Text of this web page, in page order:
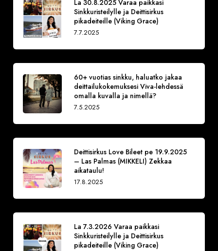
La 30.8.2025 Varaa paikkasi
Sinkkuristeilylle ja Deittisirkus
pikadeiteille (Viking Grace)
7.7.2025
60+ vuotias sinkku, haluatko jakaa
deittailukokemuksesi Viva-lehdessä
omalla kuvalla ja nimellä?
7.5.2025
Deittisirkus Love Bileet pe 19.9.2025
– Las Palmas (MIKKELI) Zekkaa
aikataulu!
17.8.2025
La 7.3.2026 Varaa paikkasi
Sinkkuristeilylle ja Deittisirkus
pikadeiteille (Viking Grace)